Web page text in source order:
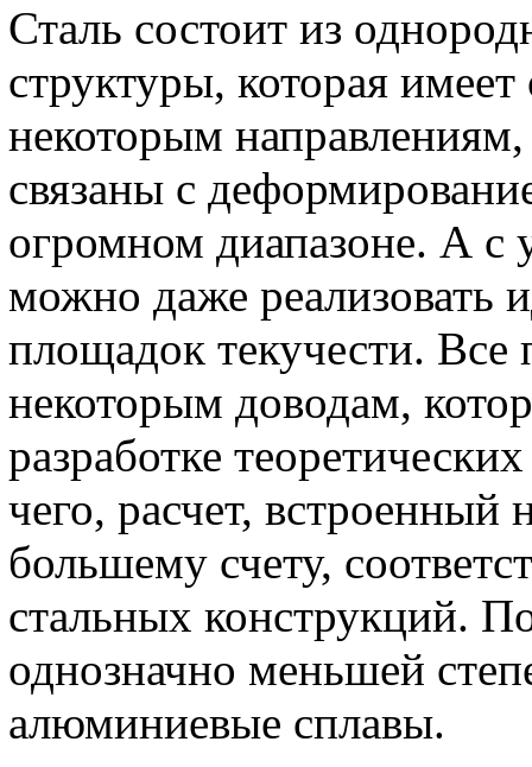
Сталь состоит из
структуры, которая
некоторым
связаны с
огромном диапазоне. А с
можно даже реализовать
площадок текучести. Все
некоторым доводам,
разработке
чего, расчет,
большему счету,
стальных конструкций.
однозначно меньшей
алюминиевые сплавы.